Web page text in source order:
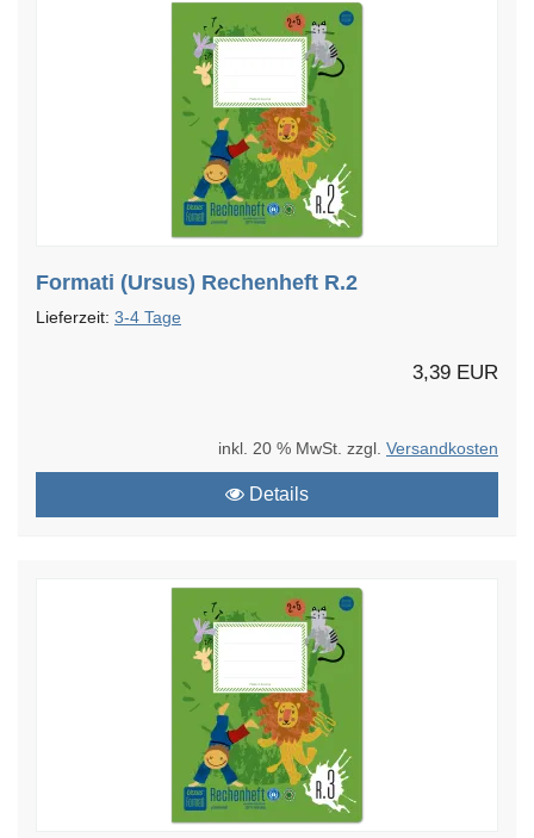
Formati (Ursus) Rechenheft R.2
Lieferzeit: 3-4 Tage
3,39 EUR
inkl. 20 % MwSt. zzgl. Versandkosten
Details